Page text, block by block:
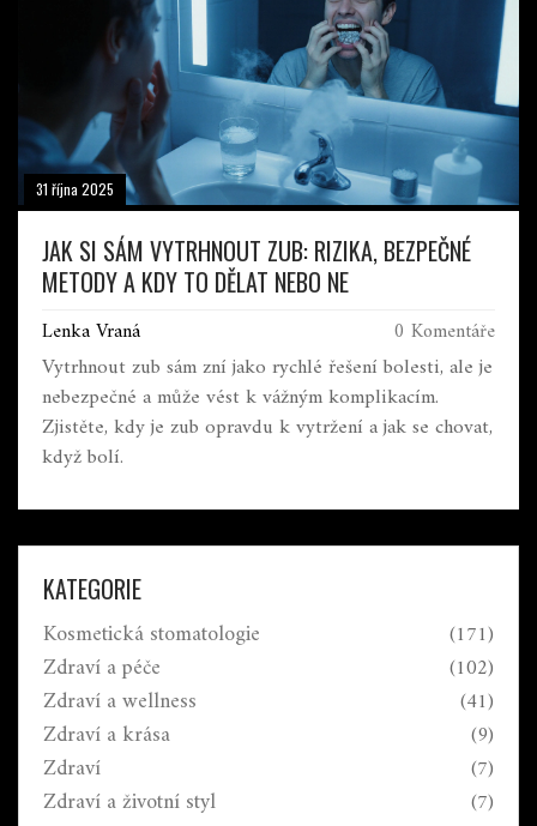
31 října 2025
JAK SI SÁM VYTRHNOUT ZUB: RIZIKA, BEZPEČNÉ
METODY A KDY TO DĚLAT NEBO NE
Lenka Vraná 0 Komentáře
Vytrhnout zub sám zní jako rychlé řešení bolesti, ale je
nebezpečné a může vést k vážným komplikacím.
Zjistěte, kdy je zub opravdu k vytržení a jak se chovat,
když bolí.
KATEGORIE
Kosmetická stomatologie (171)
Zdraví a péče (102)
Zdraví a wellness (41)
Zdraví a krása (9)
Zdraví (7)
Zdraví a životní styl (7)